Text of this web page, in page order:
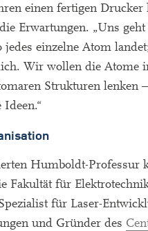
einen fertigen Drucker
Erwartungen. „Uns
einzelne Atom
Wir wollen die Atome
Strukturen lenken
Humboldt-Professur
Fakultät für
für Laser-
und Gründer des